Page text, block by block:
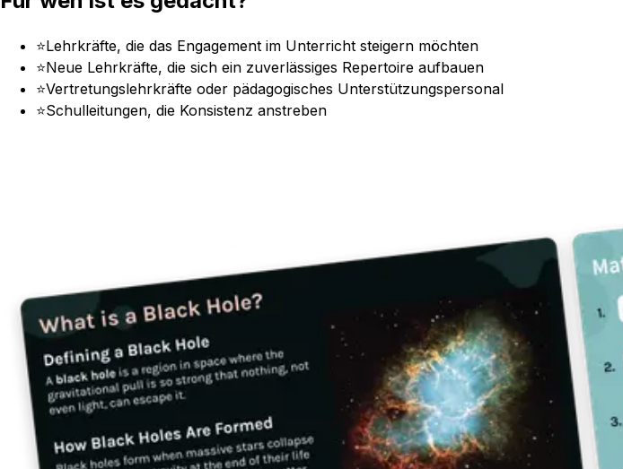
⭐Lehrkräfte, die das Engagement im Unterricht steigern möchten
⭐Neue Lehrkräfte, die sich ein zuverlässiges Repertoire aufbauen
⭐Vertretungslehrkräfte oder pädagogisches Unterstützungspersonal
⭐Schulleitungen, die Konsistenz anstreben